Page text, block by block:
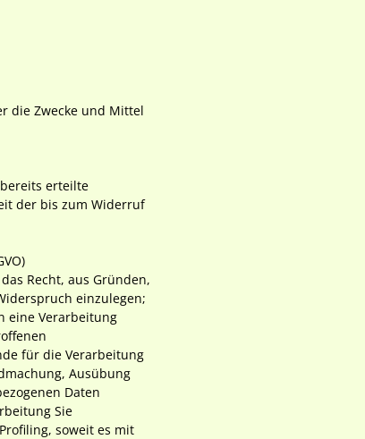
die Zwecke und Mittel
erteilte
der bis zum Widerruf
Recht, aus Gründen,
einzulegen;
eine Verarbeitung
für die Verarbeitung
Ausübung
Daten
Sie
soweit es mit